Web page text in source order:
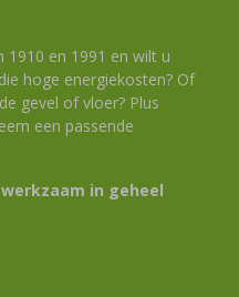
1910 en 1991 en wilt u
hoge energiekosten? Of
gevel of vloer? Plus
een passende
werkzaam in geheel